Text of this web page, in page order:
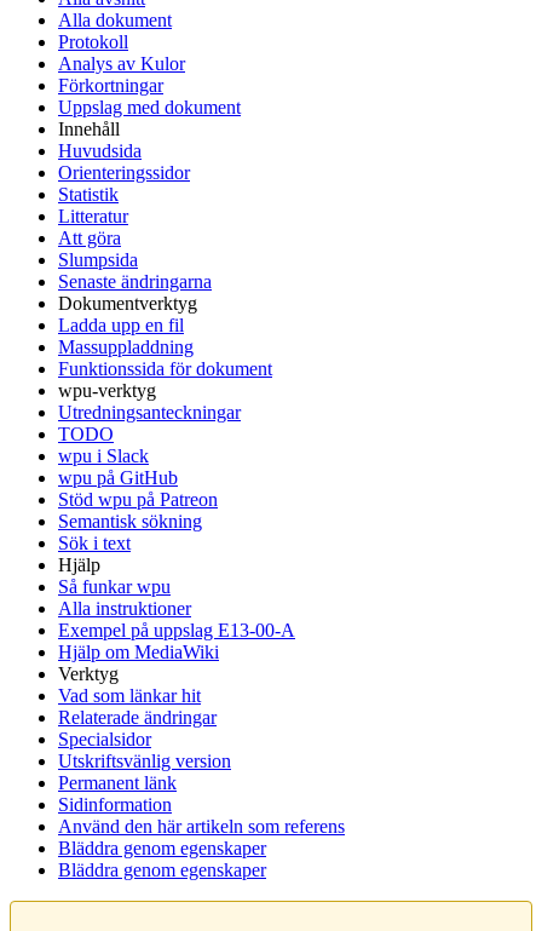
Alla dokument
Protokoll
Analys av Kulor
Förkortningar
Uppslag med dokument
Innehåll
Huvudsida
Orienteringssidor
Statistik
Litteratur
Att göra
Slumpsida
Senaste ändringarna
Dokumentverktyg
Ladda upp en fil
Massuppladdning
Funktionssida för dokument
wpu-verktyg
Utredningsanteckningar
TODO
wpu i Slack
wpu på GitHub
Stöd wpu på Patreon
Semantisk sökning
Sök i text
Hjälp
Så funkar wpu
Alla instruktioner
Exempel på uppslag E13-00-A
Hjälp om MediaWiki
Verktyg
Vad som länkar hit
Relaterade ändringar
Specialsidor
Utskriftsvänlig version
Permanent länk
Sidinformation
Använd den här artikeln som referens
Bläddra genom egenskaper
Bläddra genom egenskaper